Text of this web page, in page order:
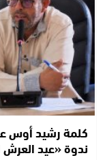
كلمة رشيد أوس
ندوة «عيد العرش